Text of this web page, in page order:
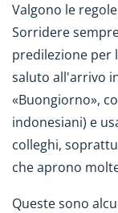
Valgono le
Sorridere
predilezione per
saluto all'arrivo
«Buongiorno»,
indonesiani) e
colleghi,
che aprono
Queste sono